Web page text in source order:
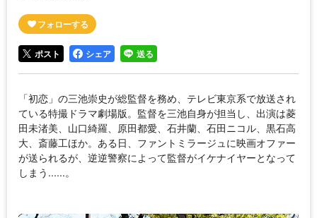
ポスト シェア 送る
「初恋」の三池崇史が総監督を務め、テレビ東京系で放送され
ている特撮ドラマ劇場版。監督を三池自身が担当し、出演は菱
田未渚美、山口綺羅、原田都愛、石井蘭、石田ニコル、黒石高
大、斎藤工ほか。ある日、ファントミラージュに映画オファー
が送られるが、逆逆警察によって監督がイケナイヤーとなって
しまう......。